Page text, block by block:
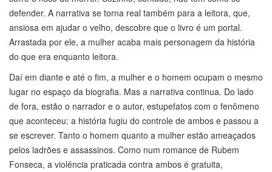
defender. A narrativa se torna real também para a leitora, que,
ansiosa em ajudar o velho, descobre que o livro é um portal.
Arrastada por ele, a mulher acaba mais personagem da história
do que era enquanto leitora.
Daí em diante e até o fim, a mulher e o homem ocupam o mesmo
lugar no espaço da biografia. Mas a narrativa continua. Do lado
de fora, estão o narrador e o autor, estupefatos com o fenômeno
que aconteceu: a história fugiu do controle de ambos e passou a
se escrever. Tanto o homem quanto a mulher estão ameaçados
pelos ladrões e assassinos. Como num romance de Rubem
Fonseca, a violência praticada contra ambos é gratuita,